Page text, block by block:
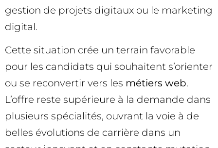
gestion de projets digitaux ou le marketing
digital.
Cette situation crée un terrain favorable
pour les candidats qui souhaitent s’orienter
ou se reconvertir vers les métiers web.
L’offre reste supérieure à la demande dans
plusieurs spécialités, ouvrant la voie à de
belles évolutions de carrière dans un